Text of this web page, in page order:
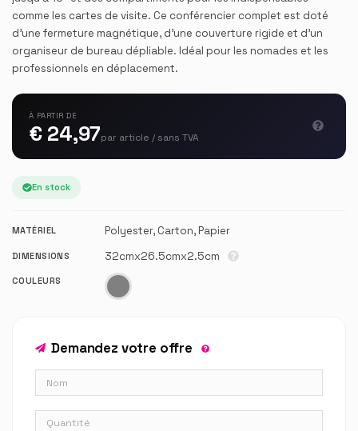
comme les cartes de visite. Ce conférencier complet est doté
d'une fermeture magnétique, d'une couverture rigide et d'un
organiseur de bureau dépliable. Idéal pour les nomades et les
professionnels en déplacement.
À PARTIR DE
€ 24,97par article / sans TVA
En stock
MATÉRIEL Polyester, Carton, Papier
DIMENSIONS 32cmx26.5cmx2.5cm
COULEURS
Demandez votre offre